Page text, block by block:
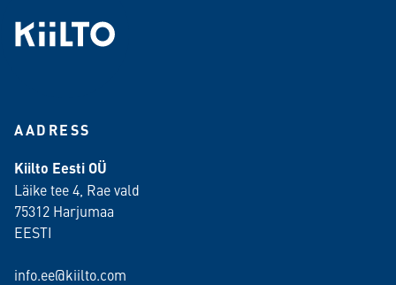
AADRESS
Kiilto Eesti OÜ
Läike tee 4, Rae vald
75312 Harjumaa
EESTI
info.ee@kiilto.com